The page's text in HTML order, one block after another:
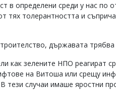
в определени среди у нас по
тях толерантността и
държавата
как зелените НПО реагират
на Витоша или срещу
тези случаи имаше яростни